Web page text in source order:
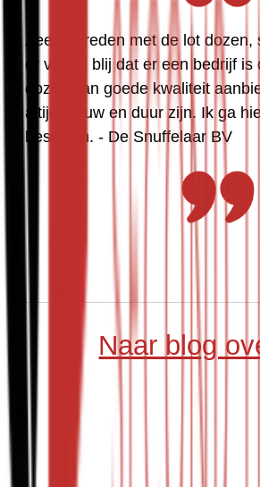
Zeer tevreden met de lot dozen,
er vooral blij dat er een bedrijf is
dozen van goede kwaliteit
altijd nieuw en duur zijn. Ik ga
bestellen. - De Snuffelaar BV
Naar blog